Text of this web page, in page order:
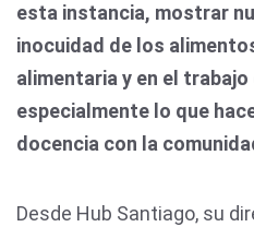
esta instancia, mostrar
inocuidad de los
alimentaria y en el
especialmente lo que
docencia con la
Desde Hub Santiago, su